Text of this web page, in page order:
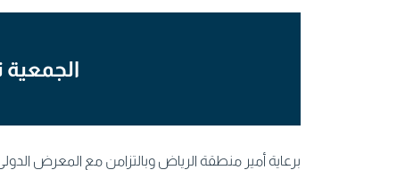
الجمعية
برعاية أمير منطقة الرياض وبالتزامن مع المعرض